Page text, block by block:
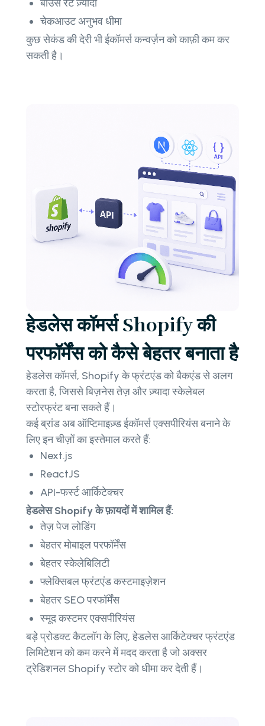
बाउंस रेट ज़्यादा
चेकआउट अनुभव धीमा
कुछ सेकंड की देरी भी ईकॉमर्स कन्वर्ज़न को काफ़ी कम कर
सकती है।
हेडलेस कॉमर्स Shopify की
परफॉर्मेंस को कैसे बेहतर बनाता है
हेडलेस कॉमर्स, Shopify के फ्रंटएंड को बैकएंड से अलग
करता है, जिससे बिज़नेस तेज़ और ज़्यादा स्केलेबल
स्टोरफ्रंट बना सकते हैं।
कई ब्रांड अब ऑप्टिमाइज़्ड ईकॉमर्स एक्सपीरियंस बनाने के
लिए इन चीज़ों का इस्तेमाल करते हैं:
Next.js
ReactJS
API-फर्स्ट आर्किटेक्चर
हेडलेस Shopify के फ़ायदों में शामिल हैं:
तेज़ पेज लोडिंग
बेहतर मोबाइल परफॉर्मेंस
बेहतर स्केलेबिलिटी
फ्लेक्सिबल फ्रंटएंड कस्टमाइज़ेशन
बेहतर SEO परफॉर्मेंस
स्मूद कस्टमर एक्सपीरियंस
बड़े प्रोडक्ट कैटलॉग के लिए, हेडलेस आर्किटेक्चर फ्रंटएंड
लिमिटेशन को कम करने में मदद करता है जो अक्सर
ट्रेडिशनल Shopify स्टोर को धीमा कर देती हैं।